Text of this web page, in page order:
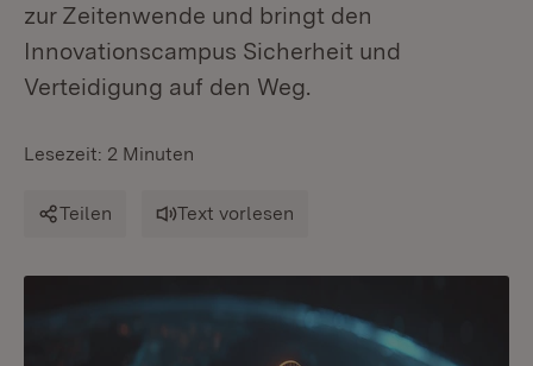
zur Zeitenwende und bringt den
Innovationscampus Sicherheit und
Verteidigung auf den Weg.
Lesezeit: 2 Minuten
Teilen Text vorlesen